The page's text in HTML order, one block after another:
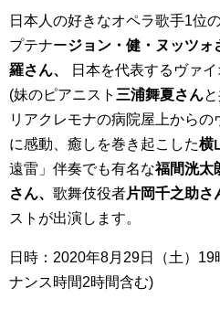
日本人の好きなオペラ歌手1位
プテナージョン・健・ヌッツォ
羅さん、
日本を代表するヴァイ
(妹のピアニスト 三浦舞夏さん
リアクレモナの病院屋上から
に感動、癒しを巻き起こした横
遠雷」伴奏でも有名な福間洸太
さん、 歌舞伎役者片岡千之助さ
ストが出演します。
日時：2020年8月29日（土）
ナンス時間2時間含む)